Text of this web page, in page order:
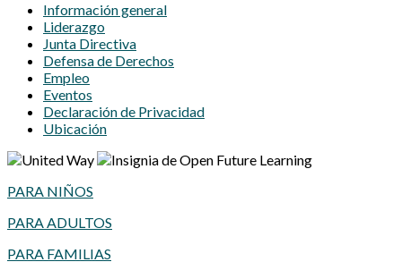
Información general
Liderazgo
Junta Directiva
Defensa de Derechos
Empleo
Eventos
Declaración de Privacidad
Ubicación
PARA NIÑOS
PARA ADULTOS
PARA FAMILIAS